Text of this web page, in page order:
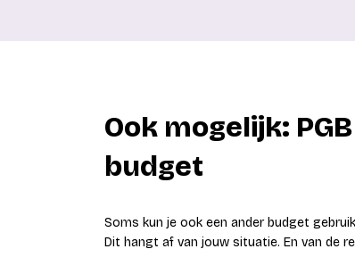
Ook mogelijk:
budget
Soms kun je ook een ander budget
Dit hangt af van jouw situatie. En van de